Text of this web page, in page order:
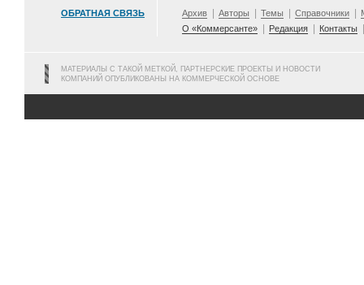
ОБРАТНАЯ СВЯЗЬ Архив Авторы Темы Справочники
О «Коммерсанте»
Редакция Контакты
МАТЕРИАЛЫ С ТАКОЙ МЕТКОЙ, ПАРТНЕРСКИЕ ПРОЕКТЫ И НОВОСТИ
КОМПАНИЙ ОПУБЛИКОВАНЫ НА КОММЕРЧЕСКОЙ ОСНОВЕ